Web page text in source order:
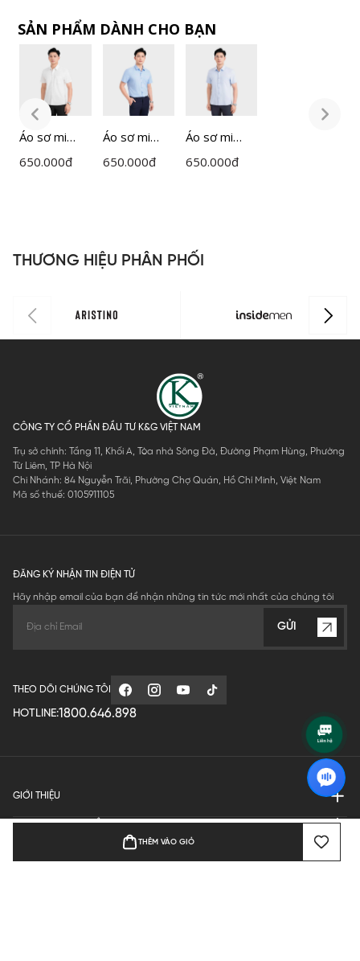
THÊM VÀO GIỎ
SẢN PHẨM DÀNH CHO BẠN
Áo sơ mi
ngắn tay
0
650.000đ
Áo sơ mi
ngắn tay
0
650.000đ
Áo sơ mi
ngắn tay
0
650.000đ
THƯƠNG HIỆU PHÂN PHỐI
CÔNG TY CỔ PHẦN ĐẦU TƯ K&G VIỆT NAM
Trụ sở chính: Tầng 11, Khối A, Tòa nhà Sông Đà, Đường Phạm Hùng, Phường
Từ Liêm, TP Hà Nội
Chi Nhánh: 84 Nguyễn Trãi, Phường Chợ Quán, Hồ Chí Minh, Việt Nam
Mã số thuế: 0105911105
ĐĂNG KÝ NHẬN TIN ĐIỆN TỬ
Hãy nhập email của bạn để nhận những tin tức mới nhất của chúng tôi
GỬI
THEO DÕI CHÚNG TÔI
HOTLINE:1800.646.898
GIỚI THIỆU
QUY ĐỊNH HOẠT ĐỘNG